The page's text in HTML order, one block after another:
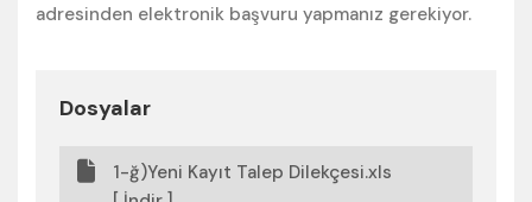
adresinden elektronik başvuru yapmanız gerekiyor.
Dosyalar
1-ğ)Yeni Kayıt Talep Dilekçesi.xls